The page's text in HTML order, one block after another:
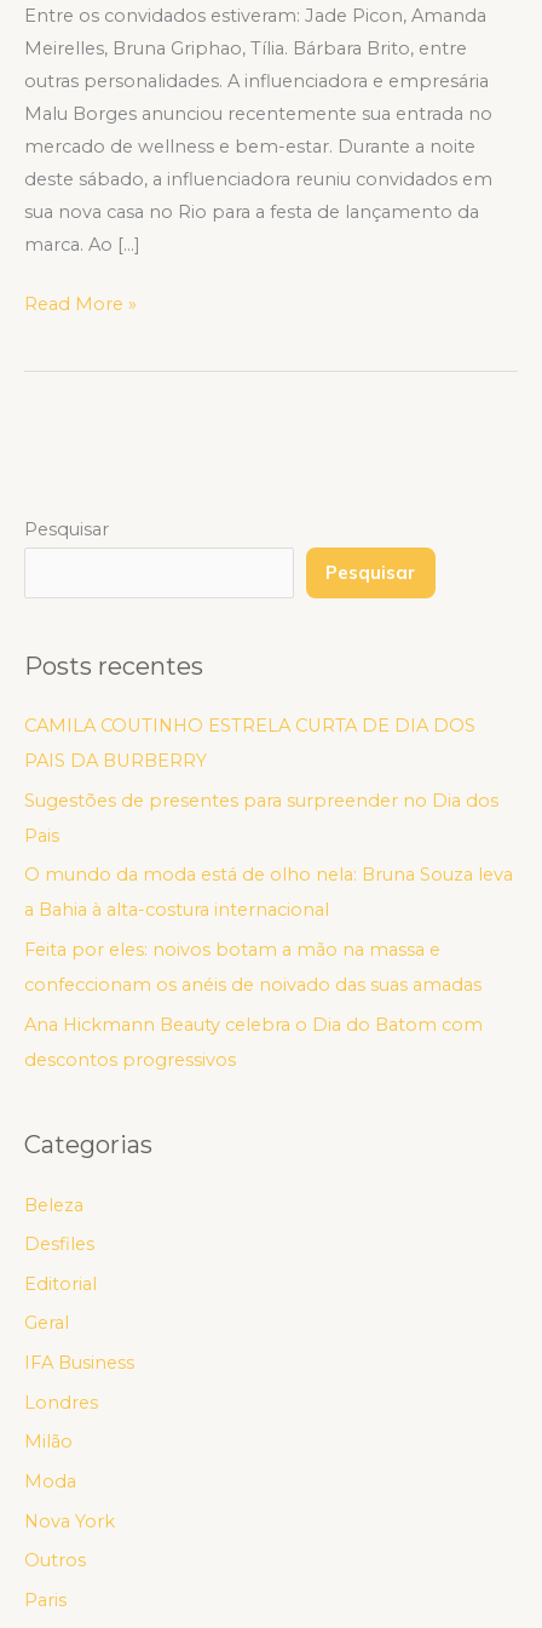
Entre os convidados estiveram: Jade Picon, Amanda
Meirelles, Bruna Griphao, Tília. Bárbara Brito, entre
outras personalidades. A influenciadora e empresária
Malu Borges anunciou recentemente sua entrada no
mercado de wellness e bem-estar. Durante a noite
deste sábado, a influenciadora reuniu convidados em
sua nova casa no Rio para a festa de lançamento da
marca. Ao […]
Read More »
Pesquisar
Pesquisar
Posts recentes
CAMILA COUTINHO ESTRELA CURTA DE DIA DOS
PAIS DA BURBERRY
Sugestões de presentes para surpreender no Dia dos
Pais
O mundo da moda está de olho nela: Bruna Souza leva
a Bahia à alta-costura internacional
Feita por eles: noivos botam a mão na massa e
confeccionam os anéis de noivado das suas amadas
Ana Hickmann Beauty celebra o Dia do Batom com
descontos progressivos
Categorias
Beleza
Desfiles
Editorial
Geral
IFA Business
Londres
Milão
Moda
Nova York
Outros
Paris